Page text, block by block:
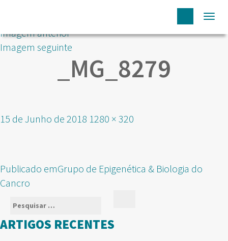
Imagem anterior
Imagem seguinte
_MG_8279
Publicado
15 de Junho de 2018 Tamanho
1280 × 320
NAVEGAÇÃO
DE
ARTIGOS
Publicado emGrupo de Epigenética & Biologia do
Cancro
Pesquisar
por:
ARTIGOS RECENTES